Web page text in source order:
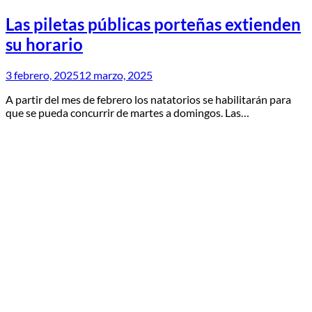
Las piletas públicas porteñas extienden
su horario
3 febrero, 202512 marzo, 2025
A partir del mes de febrero los natatorios se habilitarán para
que se pueda concurrir de martes a domingos. Las…